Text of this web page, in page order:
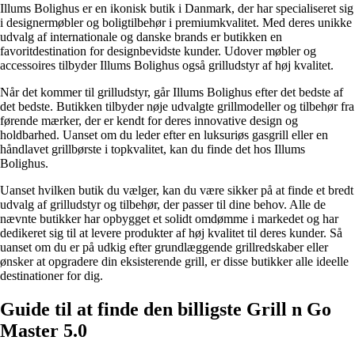
Illums Bolighus er en ikonisk butik i Danmark, der har specialiseret sig
i designermøbler og boligtilbehør i premiumkvalitet. Med deres unikke
udvalg af internationale og danske brands er butikken en
favoritdestination for designbevidste kunder. Udover møbler og
accessoires tilbyder Illums Bolighus også grilludstyr af høj kvalitet.
Når det kommer til grilludstyr, går Illums Bolighus efter det bedste af
det bedste. Butikken tilbyder nøje udvalgte grillmodeller og tilbehør fra
førende mærker, der er kendt for deres innovative design og
holdbarhed. Uanset om du leder efter en luksuriøs gasgrill eller en
håndlavet grillbørste i topkvalitet, kan du finde det hos Illums
Bolighus.
Uanset hvilken butik du vælger, kan du være sikker på at finde et bredt
udvalg af grilludstyr og tilbehør, der passer til dine behov. Alle de
nævnte butikker har opbygget et solidt omdømme i markedet og har
dedikeret sig til at levere produkter af høj kvalitet til deres kunder. Så
uanset om du er på udkig efter grundlæggende grillredskaber eller
ønsker at opgradere din eksisterende grill, er disse butikker alle ideelle
destinationer for dig.
Guide til at finde den billigste Grill n Go
Master 5.0